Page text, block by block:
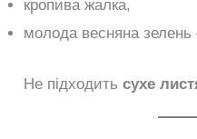
кропива жалка,
молода весняна
Не підходитьсухе